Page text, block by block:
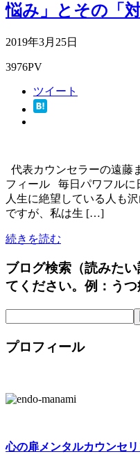
悩み」とその「
2019年3月25日
3976PV
ツイート
代表カウンセラーの遠藤
フィール 毎日パワフルに
人生に絶望している人も
ですが、私は生 […]
続きを読む
ブログ検索（読みた
てください。例：うつ
プロフィール
心の扉メンタルカウンセ